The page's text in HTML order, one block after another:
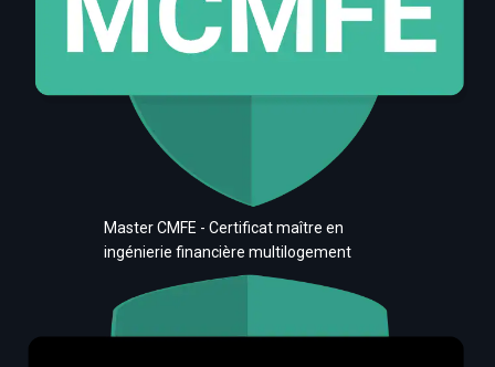
Master CMFE - Certificat maître en
ingénierie financière multilogement